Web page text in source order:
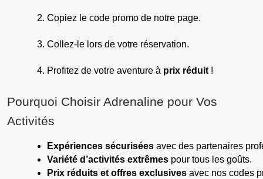
Copiez le code promo de notre page.
Collez-le lors de votre réservation.
Profitez de votre aventure à prix réduit !
Pourquoi Choisir Adrenaline pour Vos
Activités
Expériences sécurisées avec des partenaires
Variété d’activités extrêmes pour tous les goûts.
Prix réduits et offres exclusives avec nos codes